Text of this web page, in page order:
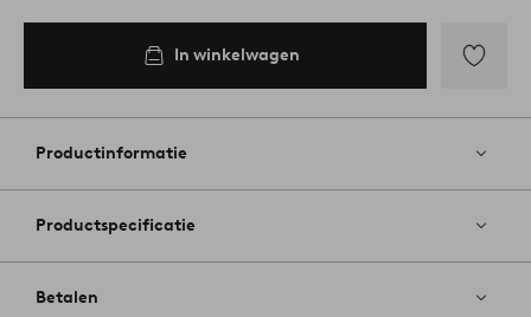
In winkelwagen
aan
Productinformatie
Productspecificatie
Betalen